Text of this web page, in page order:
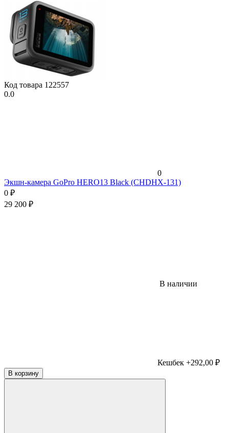
Код товара 122557
0.0
0
Экшн-камера GoPro HERO13 Black (CHDHX-131)
0 ₽
29 200 ₽
В наличии
Кешбек +292,00 ₽
В корзину